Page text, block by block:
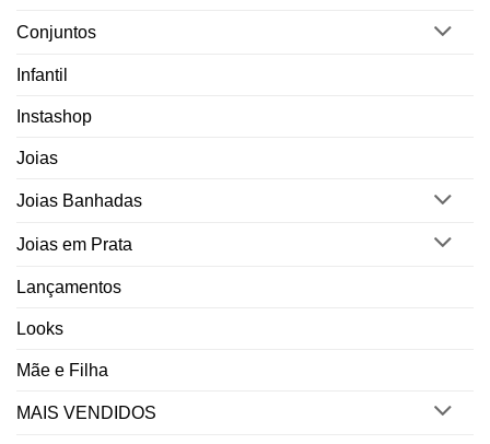
Conjuntos
Infantil
Instashop
Joias
Joias Banhadas
Joias em Prata
Lançamentos
Looks
Mãe e Filha
MAIS VENDIDOS